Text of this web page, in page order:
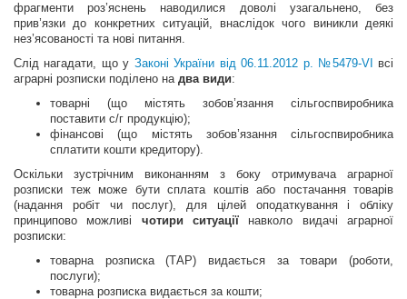
фрагменти роз’яснень наводилися доволі узагальнено, без
прив’язки до конкретних ситуацій, внаслідок чого виникли деякі
нез’ясованості та нові питання.
Слід нагадати, що у Законі України від 06.11.2012 р. №5479-VI
всі
аграрні розписки поділено на два види:
товарні (що містять зобов’язання сільгоспвиробника
поставити с/г продукцію);
фінансові (що містять зобов’язання сільгоспвиробника
сплатити кошти кредитору).
Оскільки зустрічним виконанням з боку отримувача аграрної
розписки теж може бути сплата коштів або постачання товарів
(надання робіт чи послуг), для цілей оподаткування і обліку
принципово можливі чотири ситуації навколо видачі аграрної
розписки:
товарна розписка (ТАР) видається за товари (роботи,
послуги);
товарна розписка видається за кошти;